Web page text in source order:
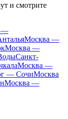
и смотрите
—
Москва —
Москва —
Санкт-
Москва —
— СочиМосква
Москва —